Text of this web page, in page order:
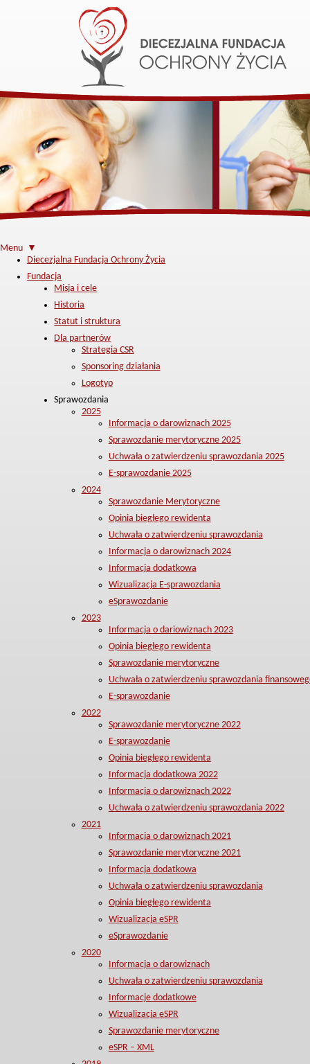
Menu ▼
Diecezjalna Fundacja Ochrony Życia
Fundacja
Misja i cele
Historia
Statut i struktura
Dla partnerów
Strategia CSR
Sponsoring działania
Logotyp
Sprawozdania
2025
Informacja o darowiznach 2025
Sprawozdanie merytoryczne 2025
Uchwała o zatwierdzeniu sprawozdania 2025
E-sprawozdanie 2025
2024
Sprawozdanie Merytoryczne
Opinia biegłego rewidenta
Uchwała o zatwierdzeniu sprawozdania
Informacja o darowiznach 2024
Informacja dodatkowa
Wizualizacja E-sprawozdania
eSprawozdanie
2023
Informacja o dariowiznach 2023
Opinia biegłego rewidenta
Sprawozdanie merytoryczne
Uchwała o zatwierdzeniu sprawozdania
E-sprawozdanie
2022
Sprawozdanie merytoryczne 2022
E-sprawozdanie
Opinia biegłego rewidenta
Informacja dodatkowa 2022
Informacja o darowiznach 2022
Uchwała o zatwierdzeniu sprawozdania 2022
2021
Informacja o darowiznach 2021
Sprawozdanie merytoryczne 2021
Informacja dodatkowa
Uchwała o zatwierdzeniu sprawozdania
Opinia biegłego rewidenta
Wizualizacja eSPR
eSprawozdanie
2020
Informacja o darowiznach
Uchwała o zatwierdzeniu sprawozdania
Informacje dodatkowe
Wizualizacja eSPR
Sprawozdanie merytoryczne
eSPR – XML